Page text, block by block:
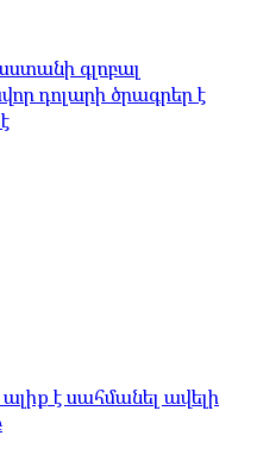
գլոբալ
դոլարի ծրագրեր է
է սահմանել ավելի